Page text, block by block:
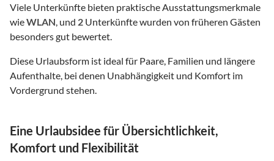
Viele Unterkünfte bieten praktische Ausstattungsmerkmale
wieWLAN , und 2 Unterkünfte wurden von früheren Gästen
besonders gut bewertet.
Diese Urlaubsform ist ideal für Paare, Familien und längere
Aufenthalte, bei denen Unabhängigkeit und Komfort im
Vordergrund stehen.
Eine Urlaubsidee für Übersichtlichkeit,
Komfort und Flexibilität